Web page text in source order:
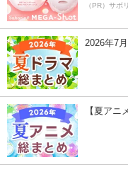
（PR）サボ
2026年7
【夏アニ